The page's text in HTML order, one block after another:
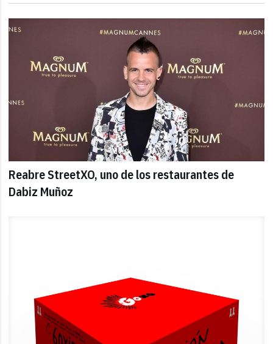
Reabre StreetXO, uno de los restaurantes de
Dabiz Muñoz